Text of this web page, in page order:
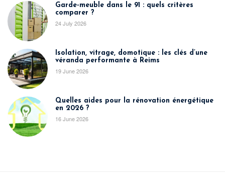
Garde-meuble dans le 91 : quels critères
comparer ?
24 July 2026
Isolation, vitrage, domotique : les clés d’une
véranda performante à Reims
19 June 2026
Quelles aides pour la rénovation énergétique
en 2026 ?
16 June 2026